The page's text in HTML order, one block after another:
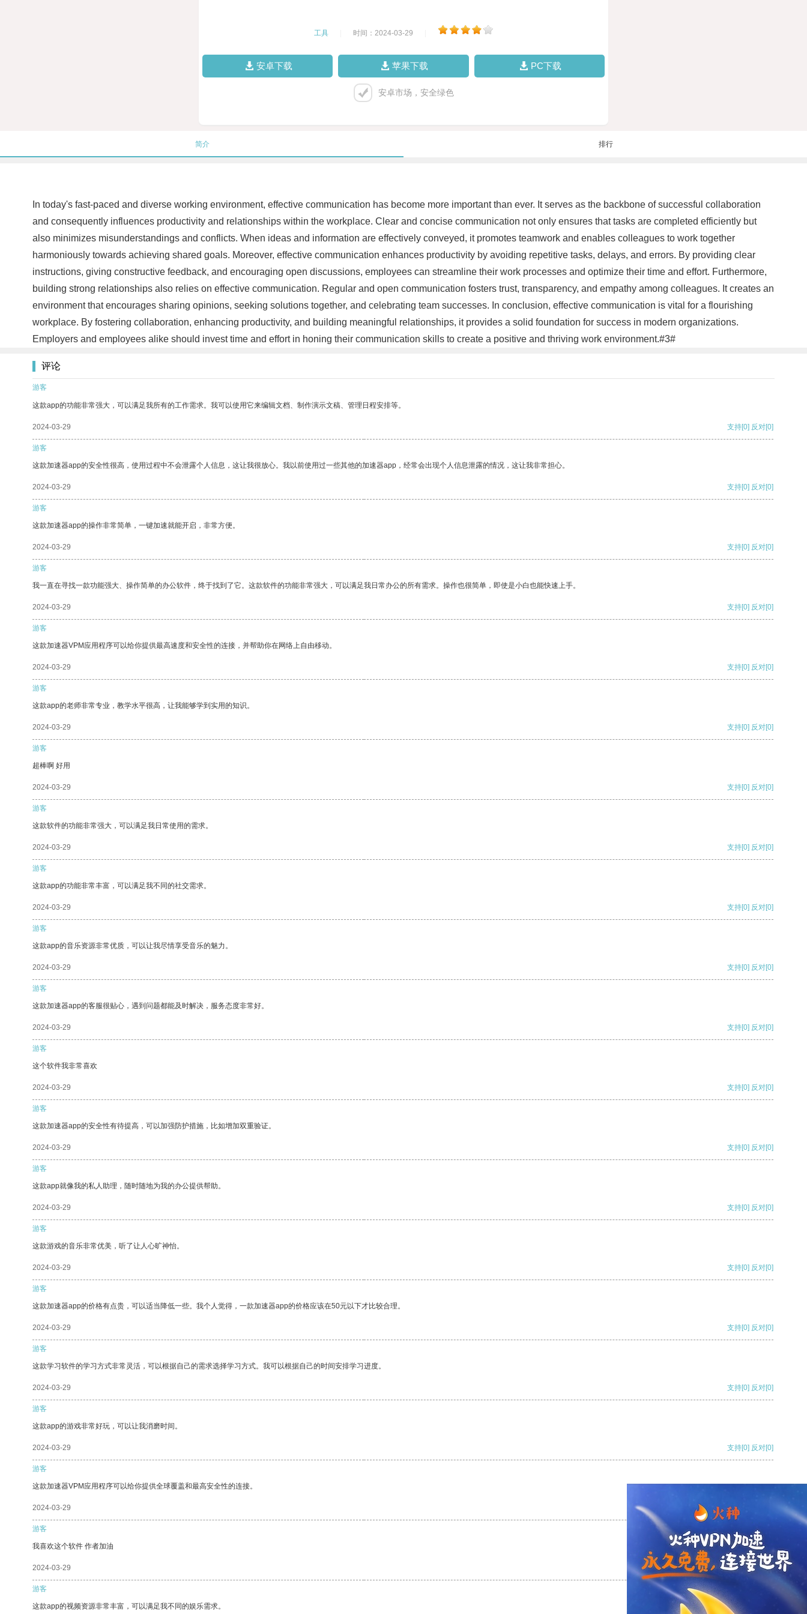
工具 时间：2024-03-29
安卓下载 苹果下载 PC下载
安卓市场，安全绿色
简介 排行
In today's fast-paced and diverse working environment, effective communication has become more important than ever. It serves as the backbone of successful collaboration
and consequently influences productivity and relationships within the workplace. Clear and concise communication not only ensures that tasks are completed efficiently but
also minimizes misunderstandings and conflicts. When ideas and information are effectively conveyed, it promotes teamwork and enables colleagues to work together
harmoniously towards achieving shared goals. Moreover, effective communication enhances productivity by avoiding repetitive tasks, delays, and errors. By providing clear
instructions, giving constructive feedback, and encouraging open discussions, employees can streamline their work processes and optimize their time and effort. Furthermore,
building strong relationships also relies on effective communication. Regular and open communication fosters trust, transparency, and empathy among colleagues. It creates an
environment that encourages sharing opinions, seeking solutions together, and celebrating team successes. In conclusion, effective communication is vital for a flourishing
workplace. By fostering collaboration, enhancing productivity, and building meaningful relationships, it provides a solid foundation for success in modern organizations.
Employers and employees alike should invest time and effort in honing their communication skills to create a positive and thriving work environment.#3#
评论
游客
这款app的功能非常强大，可以满足我所有的工作需求。我可以使用它来编辑文档、制作演示文稿、管理日程安排等。
2024-03-29 支持[0] 反对[0]
游客
这款加速器app的安全性很高，使用过程中不会泄露个人信息，这让我很放心。我以前使用过一些其他的加速器app，经常会出现个人信息泄露的情况，这让我非常担心。
2024-03-29 支持[0] 反对[0]
游客
这款加速器app的操作非常简单，一键加速就能开启，非常方便。
2024-03-29 支持[0] 反对[0]
游客
我一直在寻找一款功能强大、操作简单的办公软件，终于找到了它。这款软件的功能非常强大，可以满足我日常办公的所有需求。操作也很简单，即使是小白也能快速上手。
2024-03-29 支持[0] 反对[0]
游客
这款加速器VPM应用程序可以给你提供最高速度和安全性的连接，并帮助你在网络上自由移动。
2024-03-29 支持[0] 反对[0]
游客
这款app的老师非常专业，教学水平很高，让我能够学到实用的知识。
2024-03-29 支持[0] 反对[0]
游客
超棒啊 好用
2024-03-29 支持[0] 反对[0]
游客
这款软件的功能非常强大，可以满足我日常使用的需求。
2024-03-29 支持[0] 反对[0]
游客
这款app的功能非常丰富，可以满足我不同的社交需求。
2024-03-29 支持[0] 反对[0]
游客
这款app的音乐资源非常优质，可以让我尽情享受音乐的魅力。
2024-03-29 支持[0] 反对[0]
游客
这款加速器app的客服很贴心，遇到问题都能及时解决，服务态度非常好。
2024-03-29 支持[0] 反对[0]
游客
这个软件我非常喜欢
2024-03-29 支持[0] 反对[0]
游客
这款加速器app的安全性有待提高，可以加强防护措施，比如增加双重验证。
2024-03-29 支持[0] 反对[0]
游客
这款app就像我的私人助理，随时随地为我的办公提供帮助。
2024-03-29 支持[0] 反对[0]
游客
这款游戏的音乐非常优美，听了让人心旷神怡。
2024-03-29 支持[0] 反对[0]
游客
这款加速器app的价格有点贵，可以适当降低一些。我个人觉得，一款加速器app的价格应该在50元以下才比较合理。
2024-03-29 支持[0] 反对[0]
游客
这款学习软件的学习方式非常灵活，可以根据自己的需求选择学习方式。我可以根据自己的时间安排学习进度。
2024-03-29 支持[0] 反对[0]
游客
这款app的游戏非常好玩，可以让我消磨时间。
2024-03-29 支持[0] 反对[0]
游客
这款加速器VPM应用程序可以给你提供全球覆盖和最高安全性的连接。
2024-03-29 支持
游客
我喜欢这个软件 作者加油
2024-03-29 支持[0] 反对[0]
游客
这款app的视频资源非常丰富，可以满足我不同的娱乐需求。